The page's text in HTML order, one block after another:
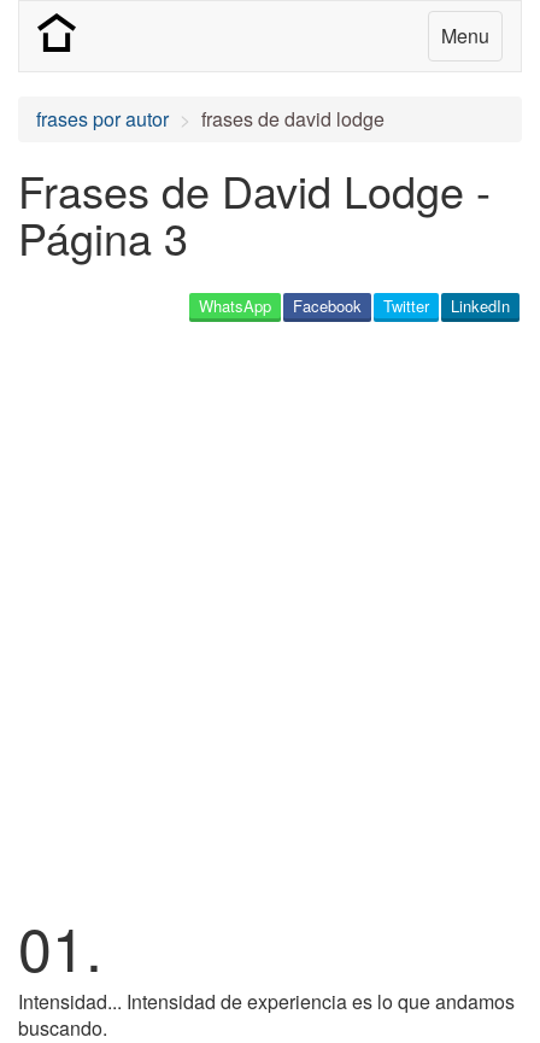
Menu
frases por autor frases de david lodge
Frases de David Lodge -
Página 3
LinkedIn
Twitter
Facebook
WhatsApp
01.
Intensidad... Intensidad de experiencia es lo que andamos
buscando.